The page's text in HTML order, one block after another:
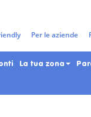
Per le aziende
La tua zona